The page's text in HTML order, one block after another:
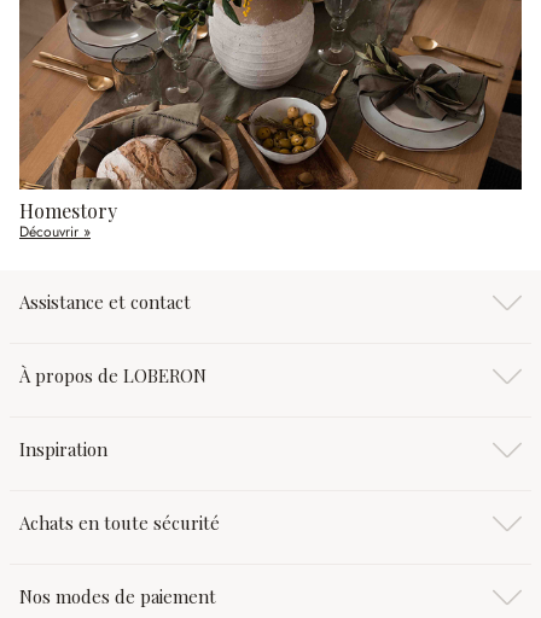
Homestory
Découvrir »
Assistance et contact
À propos de LOBERON
Inspiration
Achats en toute sécurité
Nos modes de paiement